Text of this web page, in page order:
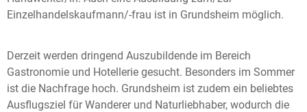
Einzelhandelskaufmann/-frau ist in Grundsheim möglich.
Derzeit werden dringend Auszubildende im Bereich
Gastronomie und Hotellerie gesucht. Besonders im Sommer
ist die Nachfrage hoch. Grundsheim ist zudem ein beliebtes
Ausflugsziel für Wanderer und Naturliebhaber, wodurch die